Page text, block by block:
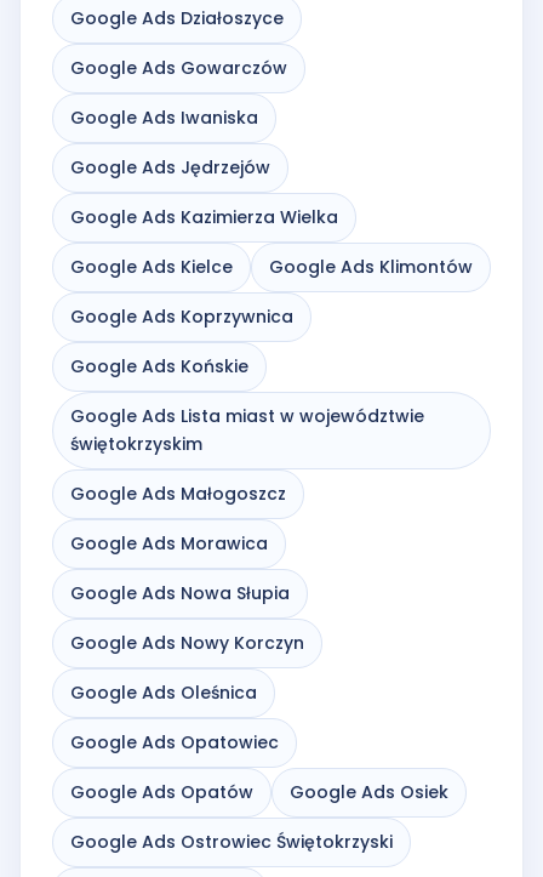
Google Ads Działoszyce
Google Ads Gowarczów
Google Ads Iwaniska
Google Ads Jędrzejów
Google Ads Kazimierza Wielka
Google Ads Kielce Google Ads Klimontów
Google Ads Koprzywnica
Google Ads Końskie
Google Ads Lista miast w województwie
świętokrzyskim
Google Ads Małogoszcz
Google Ads Morawica
Google Ads Nowa Słupia
Google Ads Nowy Korczyn
Google Ads Oleśnica
Google Ads Opatowiec
Google Ads Opatów Google Ads Osiek
Google Ads Ostrowiec Świętokrzyski